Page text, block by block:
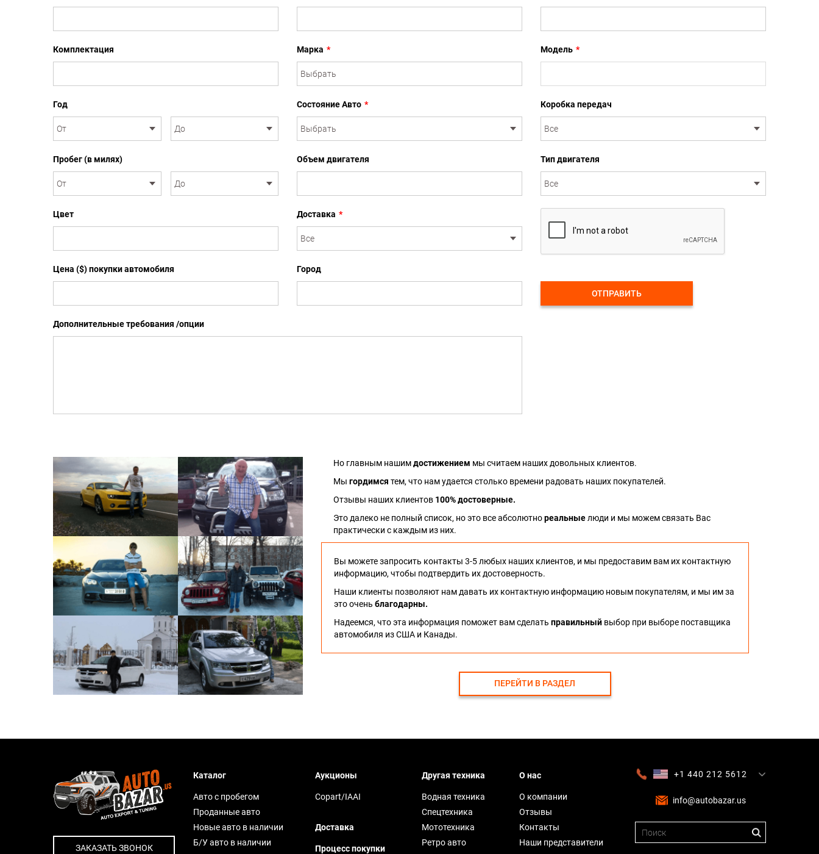
Комплектация
Год
Пробег (в милях)
Цвет
Цена ($) покупки автомобиля
Дополнительные требования /опции
Марка *
Состояние Авто *
Объем двигателя
Доставка *
Город
Модель *
Коробка передач
Тип двигателя
ОТПРАВИТЬ
Но главным нашимдостижением мы считаем наших довольных клиентов.
Мы гордимся тем, что нам удается столько времени радовать наших покупателей.
Отзывы наших клиентов 100% достоверные.
Это далеко не полный список, но это все абсолютнореальныелюди и мы можем связать Вас
практически с каждым из них.
Вы можете запросить контакты 3-5 любых наших клиентов, и мы предоставим вам их контактную
информацию, чтобы подтвердить их достоверность.
Наши клиенты позволяют нам давать их контактную информацию новым покупателям, и мы им за
это очень благодарны.
Надеемся, что эта информация поможет вам сделать правильныйвыбор при выборе поставщика
автомобиля из США и Канады.
ПЕРЕЙТИ В РАЗДЕЛ
ЗАКАЗАТЬ ЗВОНОК
Каталог
Авто с пробегом
Проданные авто
Новые авто в наличии
Б/У авто в наличии
Аукционы
Copart/IAAI
Доставка
Процесс покупки
Другая техника
Водная техника
Спецтехника
Мототехника
Ретро авто
О нас
О компании
Отзывы
Контакты
Наши представители
+1 440 212 5612
info@autobazar.us